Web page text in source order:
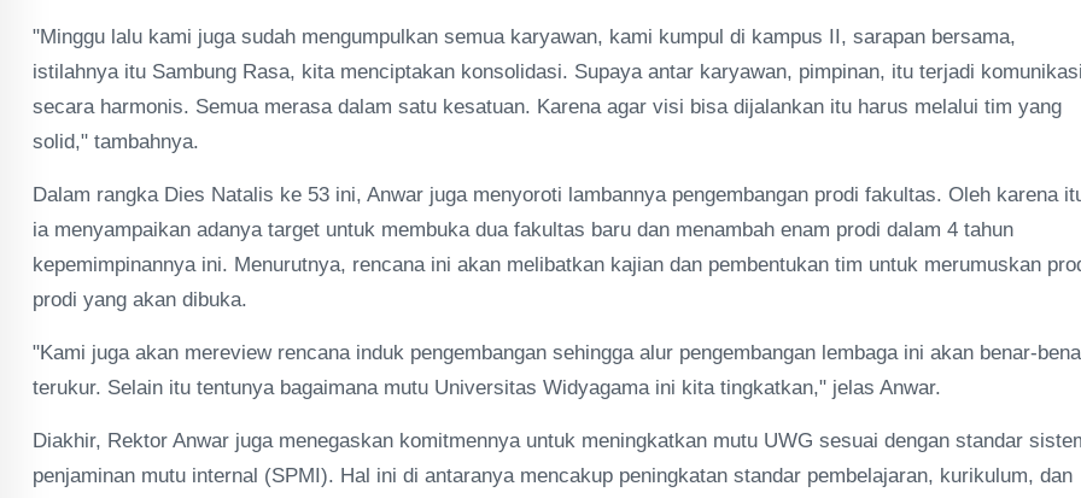
"Minggu lalu kami juga sudah mengumpulkan semua karyawan, kami kumpul di kampus II, sarapan bersama,
istilahnya itu Sambung Rasa, kita menciptakan konsolidasi. Supaya antar karyawan, pimpinan, itu terjadi komunikasi
secara harmonis. Semua merasa dalam satu kesatuan. Karena agar visi bisa dijalankan itu harus melalui tim yang
solid," tambahnya.
Dalam rangka Dies Natalis ke 53 ini, Anwar juga menyoroti lambannya pengembangan prodi fakultas. Oleh karena
ia menyampaikan adanya target untuk membuka dua fakultas baru dan menambah enam prodi dalam 4 tahun
kepemimpinannya ini. Menurutnya, rencana ini akan melibatkan kajian dan pembentukan tim untuk merumuskan
prodi yang akan dibuka.
"Kami juga akan mereview rencana induk pengembangan sehingga alur pengembangan lembaga ini akan benar-
terukur. Selain itu tentunya bagaimana mutu Universitas Widyagama ini kita tingkatkan," jelas Anwar.
Diakhir, Rektor Anwar juga menegaskan komitmennya untuk meningkatkan mutu UWG sesuai dengan standar
penjaminan mutu internal (SPMI). Hal ini di antaranya mencakup peningkatan standar pembelajaran, kurikulum, dan